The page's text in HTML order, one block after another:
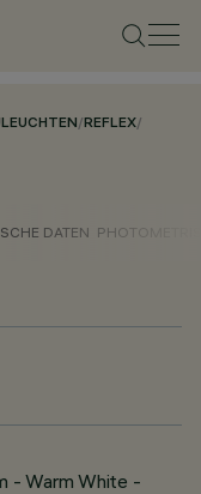
/REFLEX/
DATEN
- Warm White -